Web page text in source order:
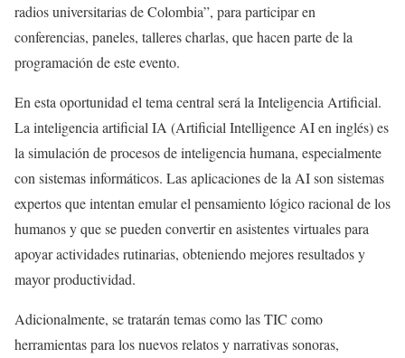
radios universitarias de Colombia”, para participar en
conferencias, paneles, talleres charlas, que hacen parte de la
programación de este evento.
En esta oportunidad el tema central será la Inteligencia Artificial.
La inteligencia artificial IA (Artificial Intelligence AI en inglés) es
la simulación de procesos de inteligencia humana, especialmente
con sistemas informáticos. Las aplicaciones de la AI son sistemas
expertos que intentan emular el pensamiento lógico racional de los
humanos y que se pueden convertir en asistentes virtuales para
apoyar actividades rutinarias, obteniendo mejores resultados y
mayor productividad.
Adicionalmente, se tratarán temas como las TIC como
herramientas para los nuevos relatos y narrativas sonoras,